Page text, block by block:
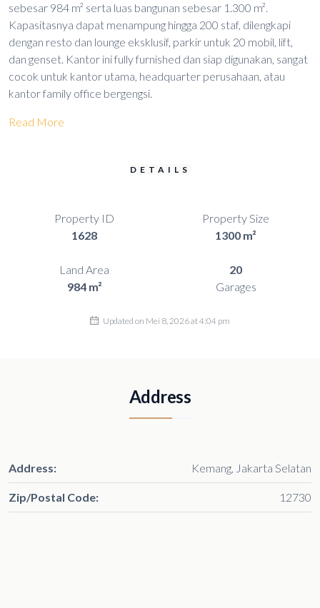
sebesar 984 m² serta luas bangunan sebesar 1.300 m².
Kapasitasnya dapat menampung hingga 200 staf, dilengkapi
dengan resto dan lounge eksklusif, parkir untuk 20 mobil, lift,
dan genset. Kantor ini fully furnished dan siap digunakan, sangat
cocok untuk kantor utama, headquarter perusahaan, atau
kantor family office bergengsi.
Read More
DETAILS
Property ID
1628
Property Size
1300 m²
Land Area
984 m²
20
Garages
Updated on Mei 8, 2026 at 4:04 pm
Address
Address: Kemang, Jakarta Selatan
Zip/Postal Code: 12730